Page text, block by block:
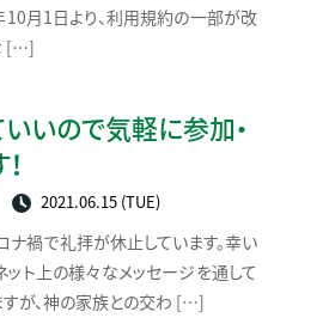
10月1日より、利用規約の一部が改
[…]
いので気軽に参加・
2021.06.15 (TUE)
禍で礼拝が休止しています。幸い
ト上の様々なメッセージを通して
が、神の家族との交わ […]